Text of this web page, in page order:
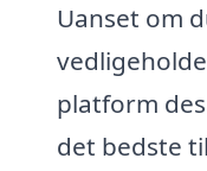
Uanset om
platform
det bedste